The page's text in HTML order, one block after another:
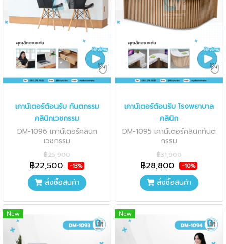
เคาน์เตอร์ต้อนรับ ทันตกรรม
คลินิกเวชกรรม
DM-1096 เคาน์เตอร์คลินิก
เวชกรรม
฿25,900
฿22,500 -13%
สั่งซื้อสินค้า
เคาน์เตอร์ต้อนรับ โรงพยาบาล
คลินิก
DM-1095 เคาน์เตอร์คลินิกทันต
กรรม
฿31,900
฿28,800 -10%
สั่งซื้อสินค้า
New New